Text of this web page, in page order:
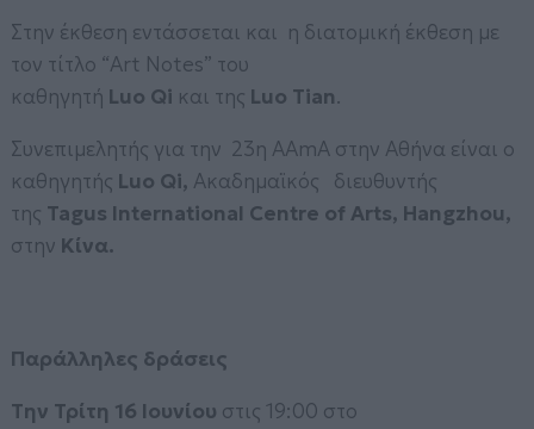
Στην έκθεση εντάσσεται και η διατομική έκθεση με
τον τίτλο “Art Notes” του
καθηγητή Luo Qi και της Luo Tian.
Συνεπιμελητής για την 23η AAmA στην Αθήνα είναι ο
καθηγητής Luo Qi, Ακαδημαϊκός διευθυντής
της Tagus International Centre of Arts, Hangzhou,
στην Κίνα.
Παράλληλες δράσεις
Tην Τρίτη 16 Ιουνίου στις 19:00 στο